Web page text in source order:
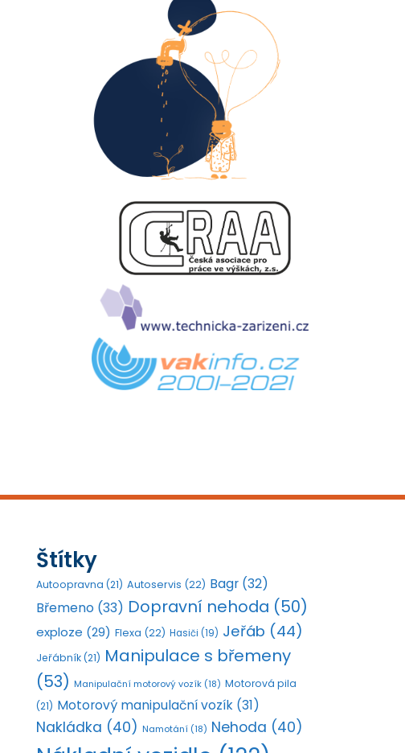
Štítky
Autoopravna (21) Autoservis (22) Bagr (32)
Břemeno (33) Dopravní nehoda (50)
exploze (29) Flexa (22) Hasiči (19) Jeřáb (44)
Jeřábník(21) Manipulace s břemeny
(53) Manipulační motorový vozík (18) Motorová pila
(21) Motorový manipulační vozík (31)
Nakládka (40) Namotání (18) Nehoda (40)